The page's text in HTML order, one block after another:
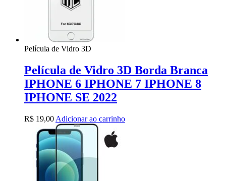
Película de Vidro 3D
Película de Vidro 3D Borda Branca
IPHONE 6 IPHONE 7 IPHONE 8
IPHONE SE 2022
R$ 19,00 Adicionar ao carrinho